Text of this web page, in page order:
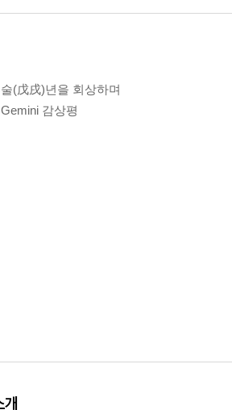
(戊戌)년을 회상하며
감상평
개